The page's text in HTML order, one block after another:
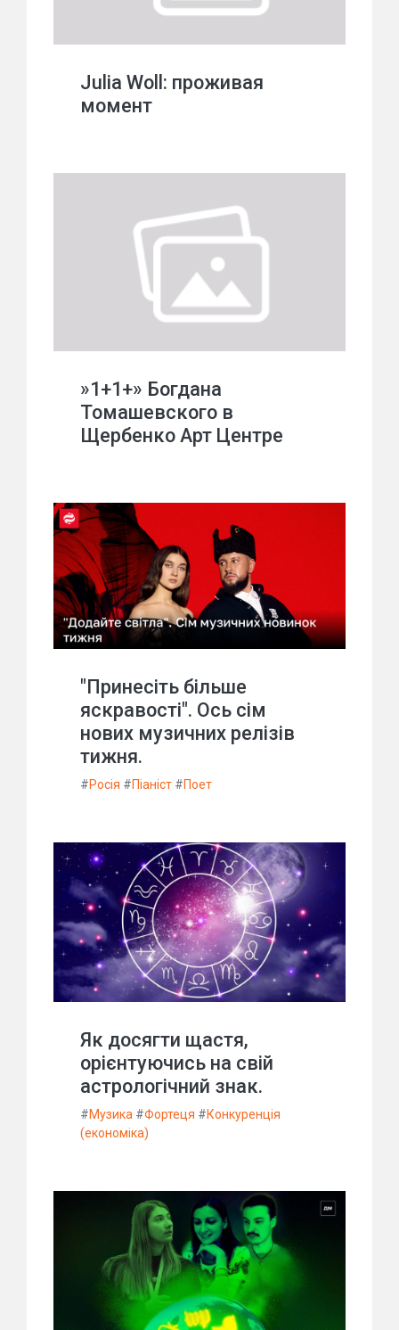
Julia Woll: проживая
момент
»1+1+» Богдана
Томашевского в
Щербенко Арт Центре
"Принесіть більше
яскравості". Ось сім
нових музичних релізів
тижня.
#Росія #Піаніст #Поет
Як досягти щастя,
орієнтуючись на свій
астрологічний знак.
#Музика #Фортеця #Конкуренція
(економіка)